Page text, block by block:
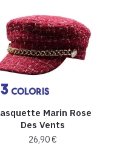
Les
options
peuvent
être
sur
la
page
du
Marin Rose
Des Vents
26,90€